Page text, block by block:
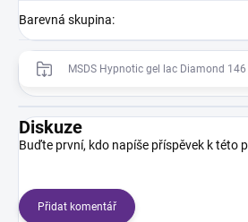
Barevná skupina:
MSDS Hypnotic gel lac Diamond
Diskuze
Buďte první, kdo napíše příspěvek k této
Přidat komentář